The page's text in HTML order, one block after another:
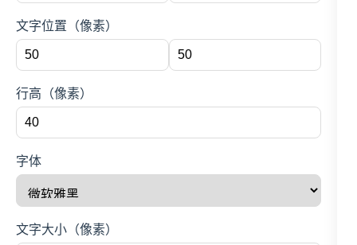
文字位置（像素）
行高（像素）
字体
文字大小（像素）